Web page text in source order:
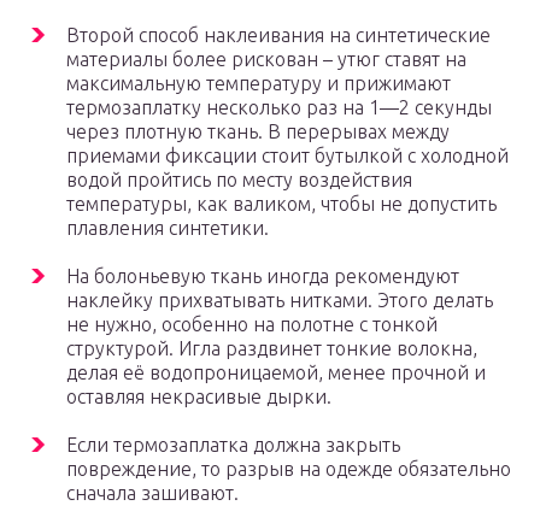
Второй способ наклеивания на синтетические
материалы более рискован – утюг ставят на
максимальную температуру и прижимают
термозаплатку несколько раз на 1—2 секунды
через плотную ткань. В перерывах между
приемами фиксации стоит бутылкой с холодной
водой пройтись по месту воздействия
температуры, как валиком, чтобы не допустить
плавления синтетики.
На болоньевую ткань иногда рекомендуют
наклейку прихватывать нитками. Этого делать
не нужно, особенно на полотне с тонкой
структурой. Игла раздвинет тонкие волокна,
делая её водопроницаемой, менее прочной и
оставляя некрасивые дырки.
Если термозаплатка должна закрыть
повреждение, то разрыв на одежде обязательно
сначала зашивают.